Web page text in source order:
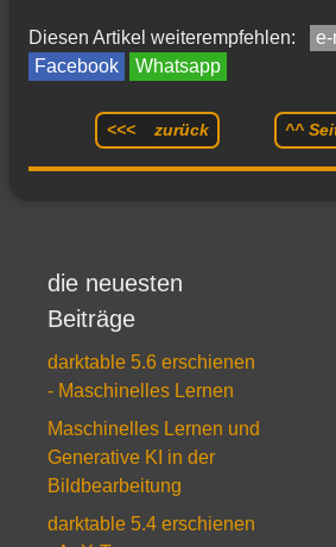
Diesen Artikel weiterempfehlen: e-
Facebook
Whatsapp
<<< zurück ^^
die neuesten
Beiträge
darktable 5.6 erschienen
- Maschinelles Lernen
Maschinelles Lernen und
Generative KI in der
Bildbearbeitung
darktable 5.4 erschienen